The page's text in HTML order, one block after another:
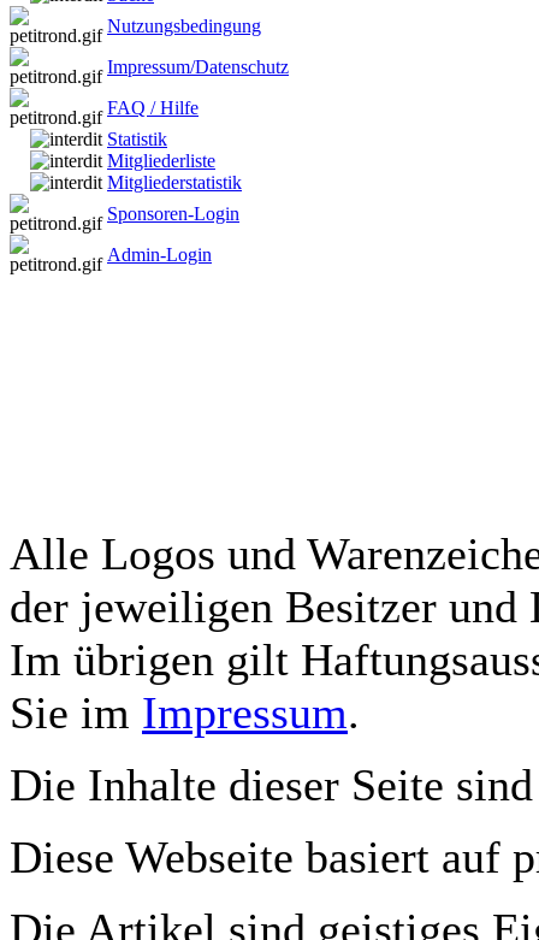
Nutzungsbedingung
Impressum/Datenschutz
FAQ / Hilfe
Statistik
Mitgliederliste
Mitgliederstatistik
Sponsoren-Login
Admin-Login
Alle Logos und
der jeweiligen Besitzer und
Im übrigen gilt
Sie im Impressum.
Die Inhalte dieser Seite
Diese Webseite basiert auf
Die Artikel sind geistiges